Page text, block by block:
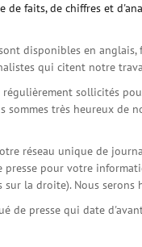
de faits, de chiffres et
disponibles en
qui citent notre
régulièrement sollicités
sommes très heureux de
réseau unique de
presse pour votre
la droite). Nous
de presse qui date